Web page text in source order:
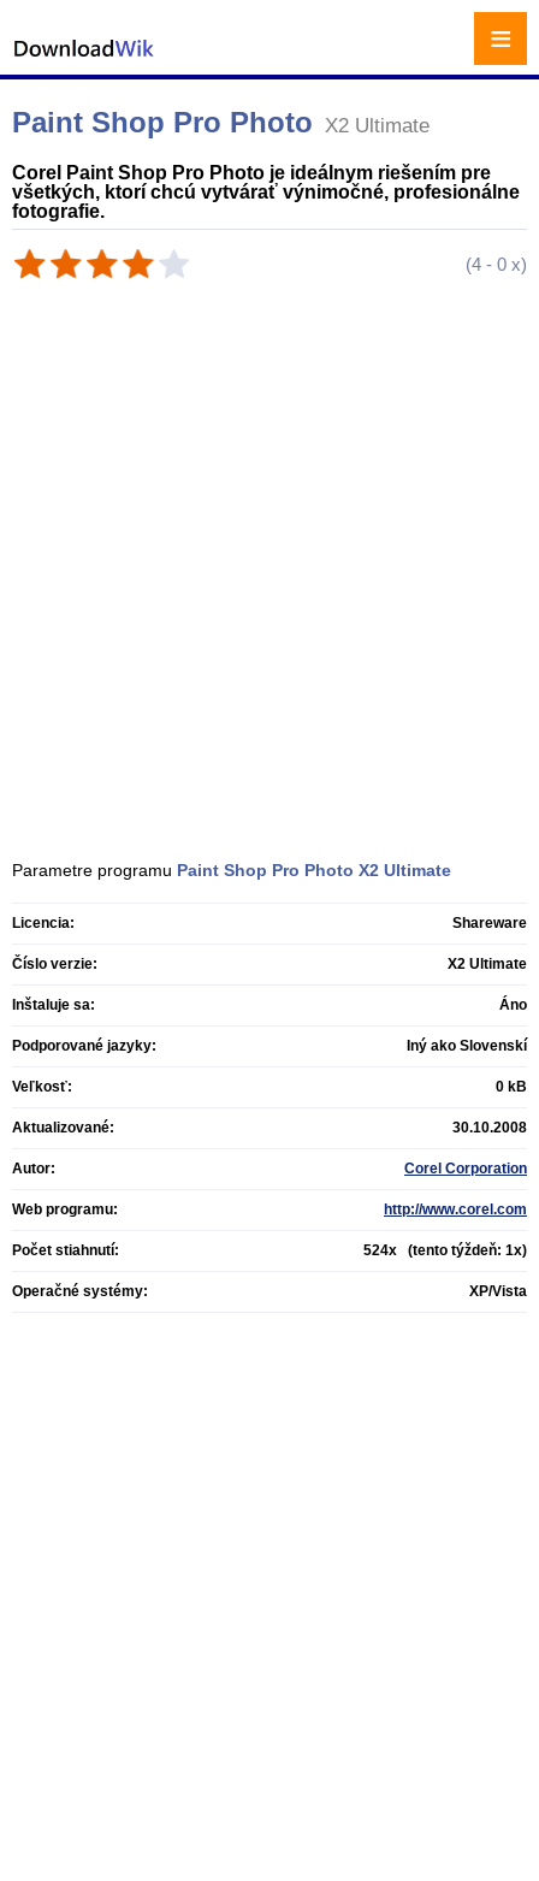
Paint Shop Pro Photo X2 Ultimate
Corel Paint Shop Pro Photo je ideálnym riešením pre
všetkých, ktorí chcú vytvárať výnimočné, profesionálne
fotografie.
(4 - 0 x)
Parametre programu Paint Shop Pro Photo X2 Ultimate
Licencia: Shareware
Číslo verzie: X2 Ultimate
Inštaluje sa: Áno
Podporované jazyky: Iný ako Slovenskí
Veľkosť: 0 kB
Aktualizované: 30.10.2008
Autor: Corel Corporation
Web programu: http://www.corel.com
Počet stiahnutí: 524x (tento týždeň: 1x)
Operačné systémy: XP/Vista
≡